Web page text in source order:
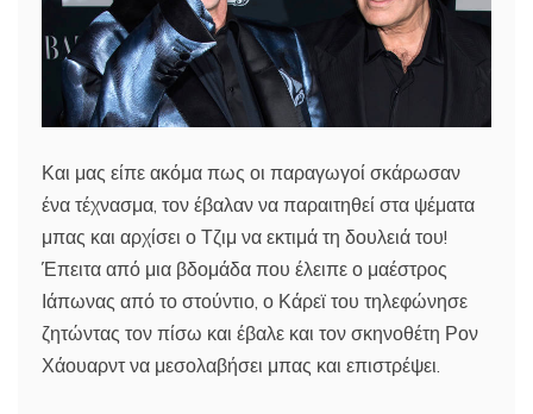
Και μας είπε ακόμα πως οι παραγωγοί σκάρωσαν
ένα τέχνασμα, τον έβαλαν να παραιτηθεί στα ψέματα
μπας και αρχίσει ο Τζιμ να εκτιμά τη δουλειά του!
Έπειτα από μια βδομάδα που έλειπε ο μαέστρος
Ιάπωνας από το στούντιο, ο Κάρεϊ του τηλεφώνησε
ζητώντας τον πίσω και έβαλε και τον σκηνοθέτη Ρον
Χάουαρντ να μεσολαβήσει μπας και επιστρέψει.